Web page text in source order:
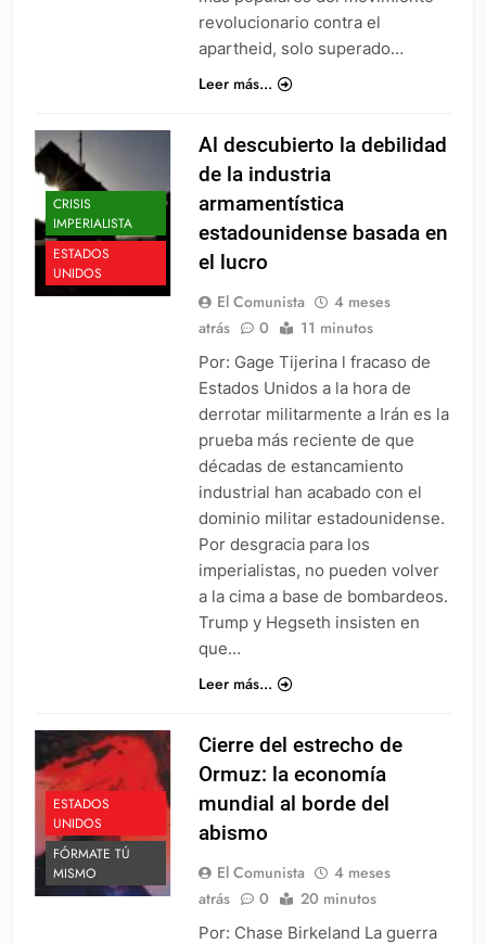
revolucionario contra el
apartheid, solo superado…
Leer más...
CRISIS
IMPERIALISTA
ESTADOS
UNIDOS
Al descubierto la debilidad
de la industria
armamentística
estadounidense basada en
el lucro
El Comunista
4 meses
atrás
0 11 minutos
Por: Gage Tijerina l fracaso de
Estados Unidos a la hora de
derrotar militarmente a Irán es la
prueba más reciente de que
décadas de estancamiento
industrial han acabado con el
dominio militar estadounidense.
Por desgracia para los
imperialistas, no pueden volver
a la cima a base de bombardeos.
Trump y Hegseth insisten en
que…
Leer más...
ESTADOS
UNIDOS
FÓRMATE TÚ
MISMO
Cierre del estrecho de
Ormuz: la economía
mundial al borde del
abismo
El Comunista
4 meses
atrás
0 20 minutos
Por: Chase Birkeland La guerra